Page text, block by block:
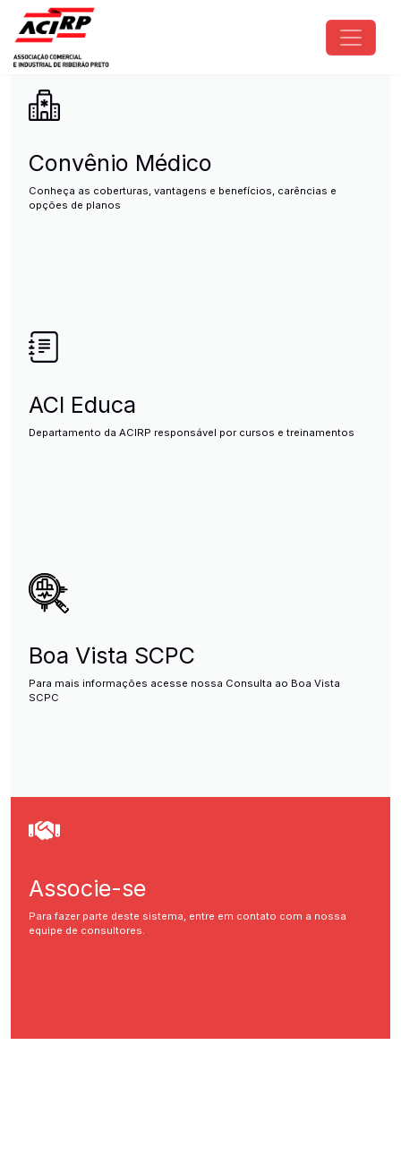
Pular para o conteúdo principal
ACIRP - Associação Comercial
Convênio Médico
Conheça as coberturas, vantagens e benefícios, carências e
opções de planos
ACI Educa
Departamento da ACIRP responsável por cursos e treinamentos
Boa Vista SCPC
Para mais informações acesse nossa Consulta ao Boa Vista
SCPC
Associe-se
Para fazer parte deste sistema, entre em contato com a nossa
equipe de consultores.